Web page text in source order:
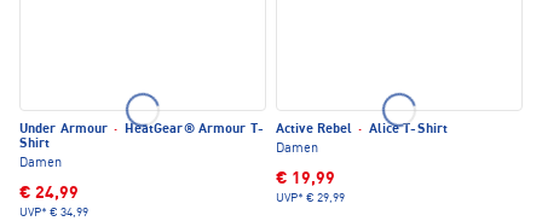
Under Armour ·
HeatGear® Armour T-
Shirt
Damen
€ 24,99
UVP* € 34,99
Active Rebel · Alice T-Shirt
Damen
€ 19,99
UVP* € 29,99